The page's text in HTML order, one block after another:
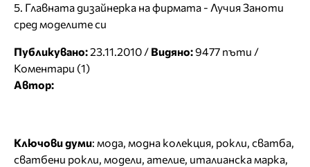
5. Главната дизайнерка на фирмата - Лучия Заноти
сред моделите си
Публикувано:23.11.2010 / Видяно:9477 пъти /
Коментари (1)
Автор:
Ключови думи: мода, модна колекция, рокли, сватба,
сватбени рокли, модели, ателие, италианска марка,